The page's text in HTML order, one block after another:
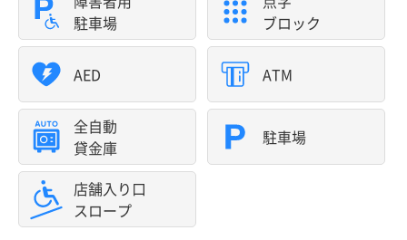
駐車場
ブロック
AED ATM
全自動
貸金庫
駐車場
店舗入り口
スロープ